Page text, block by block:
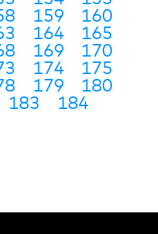
159
160
164
165
169
170
174
175
179
180
183 184